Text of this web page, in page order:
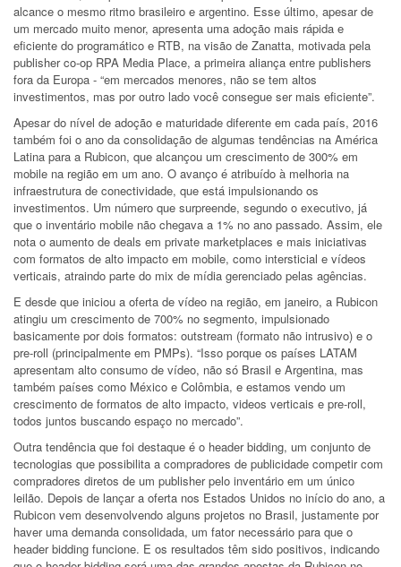
alcance o mesmo ritmo brasileiro e argentino. Esse último, apesar de
um mercado muito menor, apresenta uma adoção mais rápida e
eficiente do programático e RTB, na visão de Zanatta, motivada pela
publisher co-op RPA Media Place, a primeira aliança entre publishers
fora da Europa - “em mercados menores, não se tem altos
investimentos, mas por outro lado você consegue ser mais eficiente”.
Apesar do nível de adoção e maturidade diferente em cada país, 2016
também foi o ano da consolidação de algumas tendências na América
Latina para a Rubicon, que alcançou um crescimento de 300% em
mobile na região em um ano. O avanço é atribuído à melhoria na
infraestrutura de conectividade, que está impulsionando os
investimentos. Um número que surpreende, segundo o executivo, já
que o inventário mobile não chegava a 1% no ano passado. Assim, ele
nota o aumento de deals em private marketplaces e mais iniciativas
com formatos de alto impacto em mobile, como intersticial e vídeos
verticais, atraindo parte do mix de mídia gerenciado pelas agências.
E desde que iniciou a oferta de vídeo na região, em janeiro, a Rubicon
atingiu um crescimento de 700% no segmento, impulsionado
basicamente por dois formatos: outstream (formato não intrusivo) e o
pre-roll (principalmente em PMPs). “Isso porque os países LATAM
apresentam alto consumo de vídeo, não só Brasil e Argentina, mas
também países como México e Colômbia, e estamos vendo um
crescimento de formatos de alto impacto, videos verticais e pre-roll,
todos juntos buscando espaço no mercado”.
Outra tendência que foi destaque é o header bidding, um conjunto de
tecnologias que possibilita a compradores de publicidade competir com
compradores diretos de um publisher pelo inventário em um único
leilão. Depois de lançar a oferta nos Estados Unidos no início do ano, a
Rubicon vem desenvolvendo alguns projetos no Brasil, justamente por
haver uma demanda consolidada, um fator necessário para que o
header bidding funcione. E os resultados têm sido positivos, indicando